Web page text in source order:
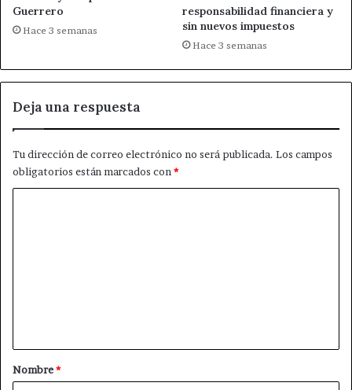
Guerrero
Hace 3 semanas
responsabilidad financiera y
sin nuevos impuestos
Hace 3 semanas
Deja una respuesta
Tu dirección de correo electrónico no será publicada. Los campos
obligatorios están marcados con *
r
Nombre*